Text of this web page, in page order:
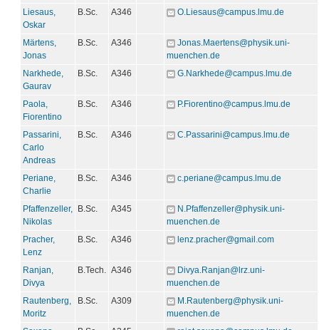
Liesaus,
Oskar
B.Sc. A346 O.Liesaus@campus.lmu.de
Märtens,
Jonas
B.Sc. A346
Jonas.Maertens@physik.uni-
muenchen.de
Narkhede,
Gaurav
B.Sc. A346 G.Narkhede@campus.lmu.de
Paola,
Fiorentino
B.Sc. A346 P.Fiorentino@campus.lmu.de
Passarini,
Carlo
Andreas
B.Sc. A346 C.Passarini@campus.lmu.de
Periane,
Charlie
B.Sc. A346 c.periane@campus.lmu.de
Pfaffenzeller,
Nikolas
B.Sc. A345
N.Pfaffenzeller@physik.uni-
muenchen.de
Pracher,
Lenz
B.Sc. A346 lenz.pracher@gmail.com
Ranjan,
Divya
B.Tech. A346
Divya.Ranjan@lrz.uni-
muenchen.de
Rautenberg,
Moritz
B.Sc. A309
M.Rautenberg@physik.uni-
muenchen.de